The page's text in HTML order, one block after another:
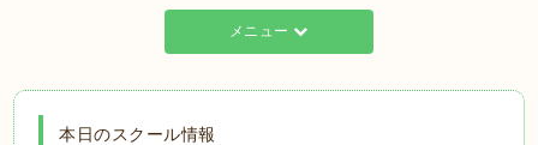
メニュー
本日のスクール情報